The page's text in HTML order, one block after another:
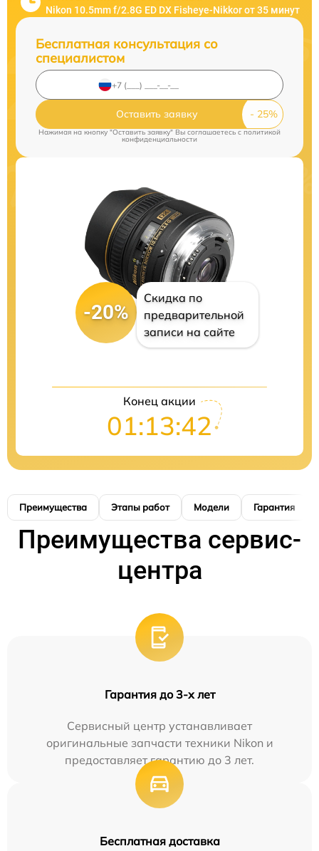
Nikon 10.5mm f/2.8G ED DX Fisheye-Nikkor от 35 минут
Бесплатная консультация со
специалистом
Оставить заявку
Нажимая на кнопку "Оставить заявку" Вы соглашаетесь cполитикой
конфиденциальности
-20%
Скидка по
предварительной
записи на сайте
Конец акции
01:13:41
Преимущества Этапы работ Модели Гарантия
Преимущества сервис-
центра
Гарантия до 3-х лет
Сервисный центр устанавливает
оригинальные запчасти техники Nikon и
предоставляет гарантию до 3 лет.
Бесплатная доставка